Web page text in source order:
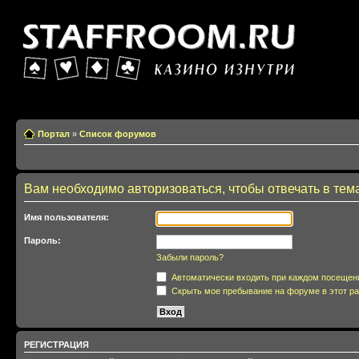
Портал » Список форумов
Вам необходимо авторизоваться, чтобы отвечать в
Имя пользователя:
Пароль:
Забыли пароль?
Автоматически входить при каждом
Скрыть мое пребывание на форуме в этот
РЕГИСТРАЦИЯ